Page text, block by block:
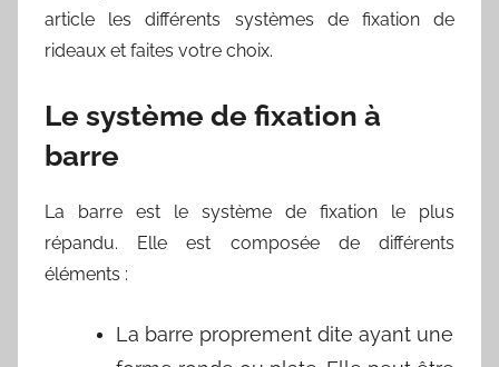
article les différents systèmes de fixation de
rideaux et faites votre choix.
Le système de fixation à
barre
La barre est le système de fixation le plus
répandu. Elle est composée de différents
éléments :
La barre proprement dite ayant une